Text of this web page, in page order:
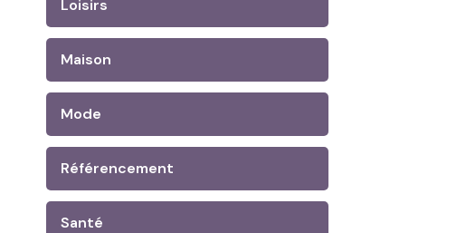
Loisirs
Maison
Mode
Référencement
Santé